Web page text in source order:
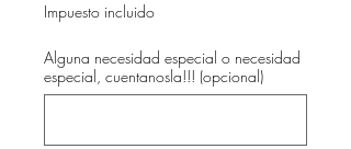
Impuesto incluido
Alguna necesidad especial o necesidad
especial, cuentanosla!!! (opcional)